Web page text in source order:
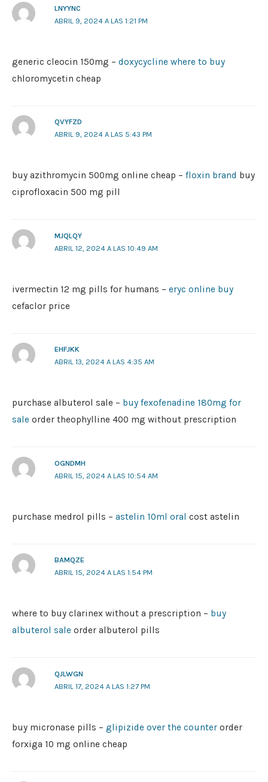
LNYYNC
ABRIL 9, 2024 A LAS 1:21 PM
generic cleocin 150mg – doxycycline where to buy
chloromycetin cheap
QVYFZD
ABRIL 9, 2024 A LAS 5:43 PM
buy azithromycin 500mg online cheap – floxin brand buy
ciprofloxacin 500 mg pill
MJQLQY
ABRIL 12, 2024 A LAS 10:49 AM
ivermectin 12 mg pills for humans – eryc online buy
cefaclor price
EHFJKK
ABRIL 13, 2024 A LAS 4:35 AM
purchase albuterol sale – buy fexofenadine 180mg for
sale order theophylline 400 mg without prescription
OGNDMH
ABRIL 15, 2024 A LAS 10:54 AM
purchase medrol pills – astelin 10ml oral cost astelin
BAMQZE
ABRIL 15, 2024 A LAS 1:54 PM
where to buy clarinex without a prescription – buy
albuterol sale order albuterol pills
QJLWGN
ABRIL 17, 2024 A LAS 1:27 PM
buy micronase pills – glipizide over the counter order
forxiga 10 mg online cheap